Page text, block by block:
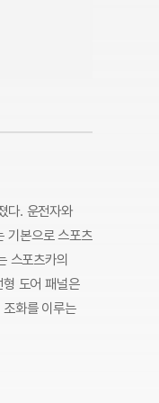
다. 운전자와
기본으로 스포츠
스포츠카의
도어 패널은
화를 이루는